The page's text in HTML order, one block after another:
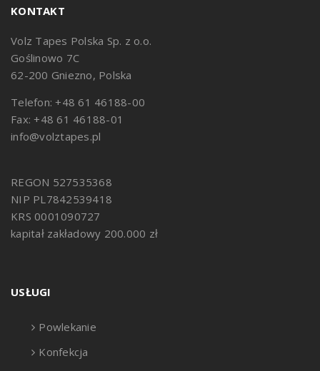
KONTAKT
Volz Tapes Polska Sp. z o.o.
Goślinowo 7C
62-200 Gniezno, Polska
Telefon: +48 61 46188-00
Fax: +48 61 46188-01
info@volztapes.pl
REGON 527535368
NIP PL7842539418
KRS 0001090727
kapitał zakładowy 200.000 zł
USŁUGI
Powlekanie
Konfekcja